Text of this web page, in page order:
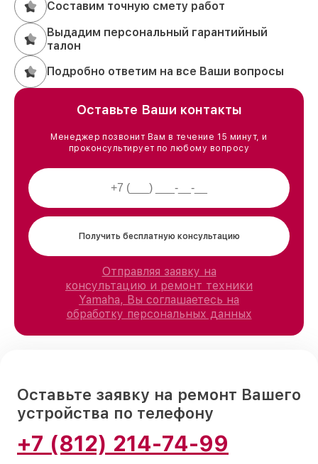
Составим точную смету работ
Выдадим персональный гарантийный
талон
Подробно ответим на все Ваши вопросы
Оставьте Ваши контакты
Менеджер позвонит Вам в течение 15 минут, и
проконсультирует по любому вопросу
Получить бесплатную консультацию
Отправляя заявку на
консультацию и ремонт техники
Yamaha, Вы соглашаетесь на
обработку персональных данных
Оставьте заявку на ремонт Вашего
устройства по телефону
+7 (812) 214-74-99